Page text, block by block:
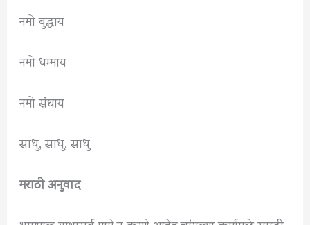
नमो बुद्धाय
नमो धम्माय
नमो संघाय
साधु, साधु, साधु
मराठी अनुवाद